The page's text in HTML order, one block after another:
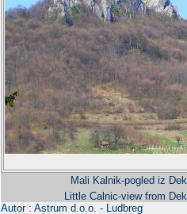
Mali Kalnik-pogled iz
Little Calnic-view from
Autor : Astrum d.o.o. - Ludbreg